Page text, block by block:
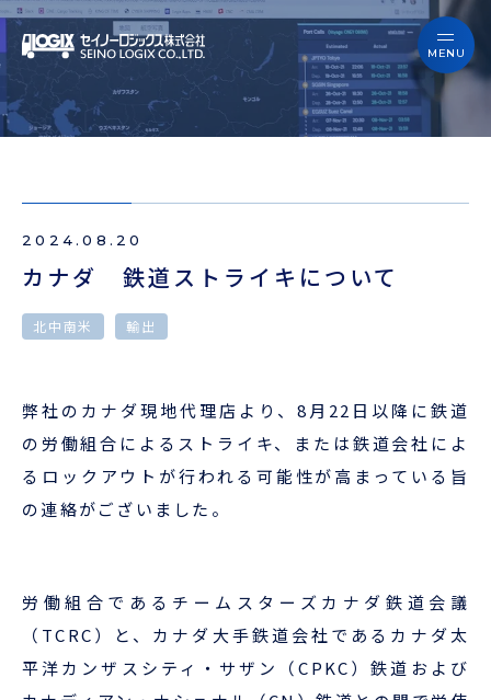
会員ログイン
本船スケジュール
ENGLISH
セイノーロジックスを知る
サービス
お役立ちブログ
よくあるご質問
ニュース
セイノーロジックスを知る
事例
お役立ちブログ
ニュース
ほっとひといき
本船スケジュール
2024.08.20
カナダ 鉄道ストライキについて
北中南米 輸出
弊社のカナダ現地代理店より、 8 月 22 日以降に鉄道
の労働組合によるストライキ、または鉄道会社によ
るロックアウトが行われる可能性が高まっている旨
の連絡がございました。
労働組合であるチームスターズカナダ鉄道会議
（ TCRC）と、カナダ大手鉄道会社であるカナダ太
平洋カンザスシティ・サザン（CPKC）鉄道および